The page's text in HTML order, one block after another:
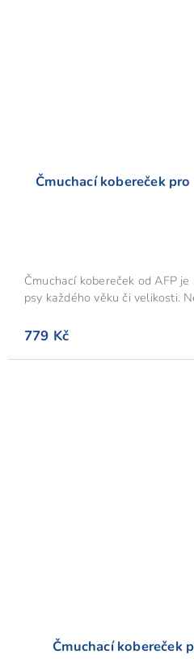
Čmuchací kobereček
779 Kč
Čmuchací kobereček od AFP
psy každého věku či velikosti.
Čmuchací kobereček